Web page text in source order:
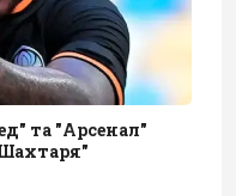
та "Арсенал"